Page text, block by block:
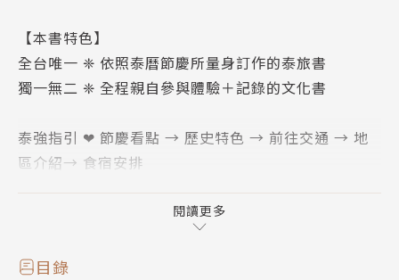
【本書特色】
全台唯一 ❈ 依照泰曆節慶所量身訂作的泰旅書
獨一無二 ❈ 全程親自參與體驗＋記錄的文化書
泰強指引 ❤ 節慶看點 → 歷史特色 → 前往交通 → 地
區介紹→ 食宿安排
【本書內容】
閱讀更多
目錄